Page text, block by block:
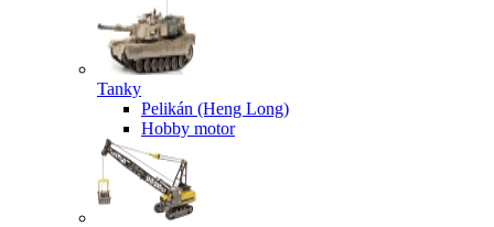
Tanky
Pelikán (Heng Long)
Hobby motor